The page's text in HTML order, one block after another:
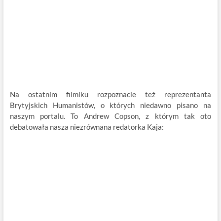
Na ostatnim filmiku rozpoznacie też reprezentanta
Brytyjskich Humanistów, o których niedawno pisano na
naszym portalu. To Andrew Copson, z którym tak oto
debatowała nasza niezrównana redatorka Kaja: